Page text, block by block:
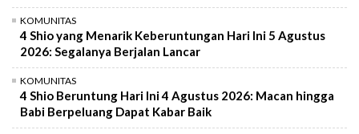
KOMUNITAS
4 Shio yang Menarik Keberuntungan Hari Ini 5 Agustus
2026: Segalanya Berjalan Lancar
KOMUNITAS
4 Shio Beruntung Hari Ini 4 Agustus 2026: Macan hingga
Babi Berpeluang Dapat Kabar Baik